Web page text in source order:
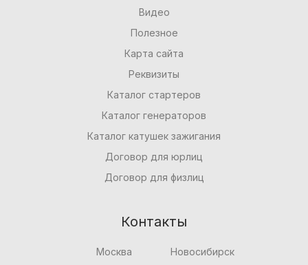
Видео
Полезное
Карта сайта
Реквизиты
Каталог стартеров
Каталог генераторов
Каталог катушек зажигания
Договор для юрлиц
Договор для физлиц
Контакты
Москва
Новосибирск